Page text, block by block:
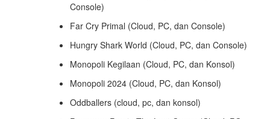
Console)
Far Cry Primal (Cloud, PC, dan Console)
Hungry Shark World (Cloud, PC, dan Console)
Monopoli Kegilaan (Cloud, PC, dan Konsol)
Monopoli 2024 (Cloud, PC, dan Konsol)
Oddballers (cloud, pc, dan konsol)